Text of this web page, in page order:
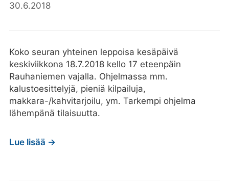
30.6.2018
Koko seuran yhteinen leppoisa kesäpäivä
keskiviikkona 18.7.2018 kello 17 eteenpäin
Rauhaniemen vajalla. Ohjelmassa mm.
kalustoesittelyjä, pieniä kilpailuja,
makkara-/kahvitarjoilu, ym. Tarkempi ohjelma
lähempänä tilaisuutta.
Lue lisää →